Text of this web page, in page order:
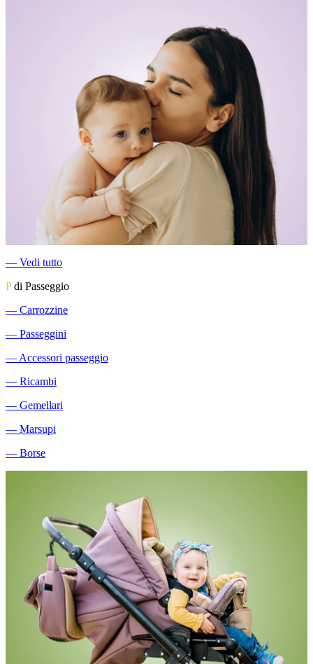
― Vedi tutto
Pdi Passeggio
― Carrozzine
― Passeggini
― Accessori passeggio
― Ricambi
― Gemellari
― Marsupi
― Borse